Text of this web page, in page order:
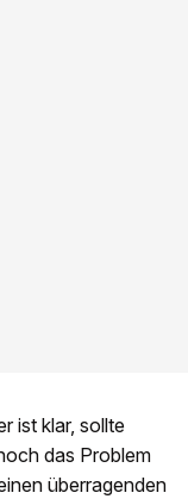
ist klar, sollte
das Problem
überragenden